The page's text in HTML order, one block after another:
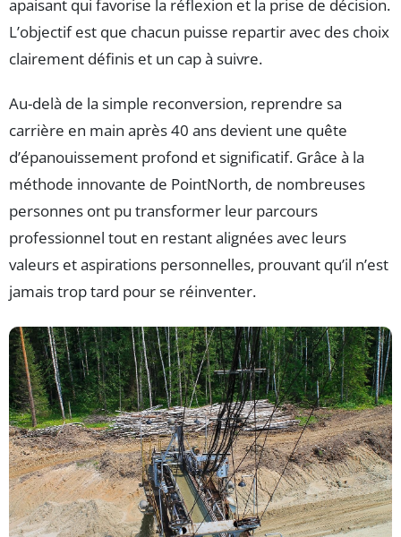
apaisant qui favorise la réflexion et la prise de décision.
L’objectif est que chacun puisse repartir avec des choix
clairement définis et un cap à suivre.
Au-delà de la simple reconversion, reprendre sa
carrière en main après 40 ans devient une quête
d’épanouissement profond et significatif. Grâce à la
méthode innovante de PointNorth, de nombreuses
personnes ont pu transformer leur parcours
professionnel tout en restant alignées avec leurs
valeurs et aspirations personnelles, prouvant qu’il n’est
jamais trop tard pour se réinventer.